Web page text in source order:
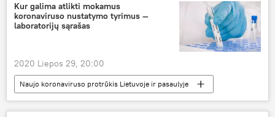
Kur galima atlikti mokamus
koronaviruso nustatymo tyrimus —
laboratorijų sąrašas
2020 Liepos 29, 20:00
Naujo koronaviruso protrūkis Lietuvoje ir pasaulyje
Visuomenė